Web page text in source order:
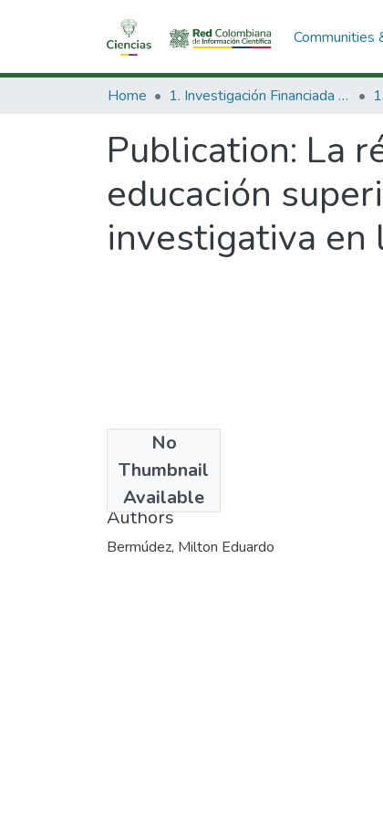
Communities
Home 1. Investigación Financiada con Recursos Públicos
Publication: La
educación
investigativa en
No
Thumbnail
Available
2002
Authors
Bermúdez, Milton Eduardo